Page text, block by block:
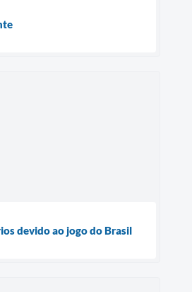
devido ao jogo do Brasil